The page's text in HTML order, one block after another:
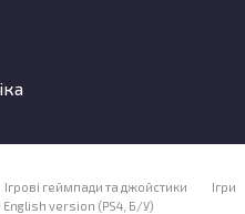
Ігрові геймпади та джойстики Ігри
version (PS4, Б/У)